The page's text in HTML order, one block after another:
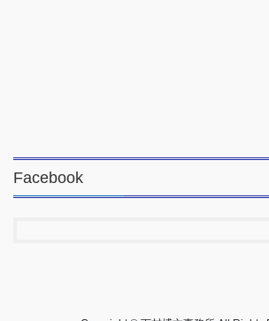
Facebook